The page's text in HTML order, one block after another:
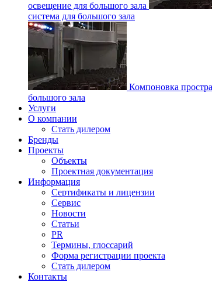
освещение для большого зала
система для большого зала
Компоновка
большого зала
Услуги
О компании
Стать дилером
Бренды
Проекты
Объекты
Проектная документация
Информация
Сертификаты и лицензии
Сервис
Новости
Статьи
PR
Термины, глоссарий
Форма регистрации проекта
Стать дилером
Контакты